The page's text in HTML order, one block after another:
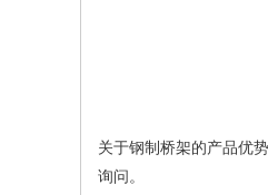
关于钢制桥架的产品优
询问。